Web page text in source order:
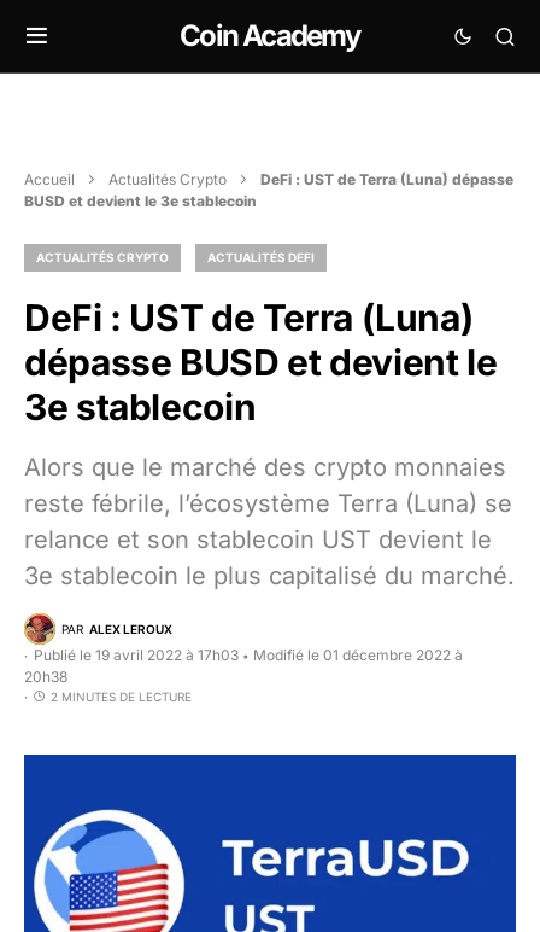
Coin Academy
Accueil Actualités Crypto
DeFi : UST de Terra (Luna) dépasse
BUSD et devient le 3e stablecoin
ACTUALITÉS CRYPTO ACTUALITÉS DEFI
DeFi : UST de Terra (Luna)
dépasse BUSD et devient le
3e stablecoin
Alors que le marché des crypto monnaies
reste fébrile, l’écosystème Terra (Luna) se
relance et son stablecoin UST devient le
3e stablecoin le plus capitalisé du marché.
PAR ALEX LEROUX
Publié le 19 avril 2022 à 17h03 • Modifié le 01 décembre 2022 à
20h38
2 MINUTES DE LECTURE